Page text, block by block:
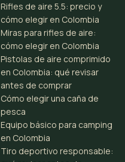
Rifles de aire 5.5: precio y
cómo elegir en Colombia
Miras para rifles de aire:
cómo elegir en Colombia
Pistolas de aire comprimido
en Colombia: qué revisar
antes de comprar
Cómo elegir una caña de
pesca
Equipo básico para camping
en Colombia
Tiro deportivo responsable: